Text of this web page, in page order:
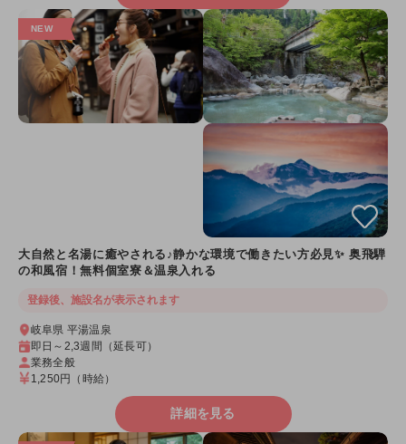
大自然と名湯に癒やされる♪静かな環境で働きたい方必見✨ 奥飛騨
の和風宿！無料個室寮＆温泉入れる
登録後、施設名が表示されます
岐阜県 平湯温泉
即日～2,3週間（延長可）
業務全般
1,250円 （時給）
詳細を見る